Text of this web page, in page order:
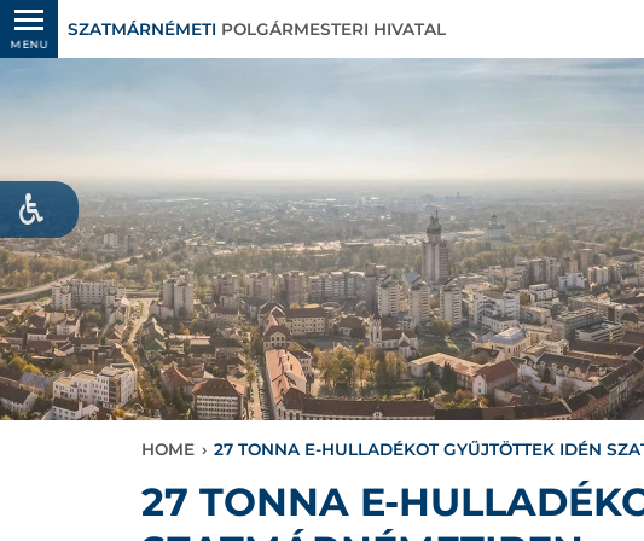
MENU
SZATMÁRNÉMETI POLGÁRMESTERI HIVATAL
HOME › 27 TONNA E-HULLADÉKOT GYŰJTÖTTEK IDÉN
27 TONNA E-